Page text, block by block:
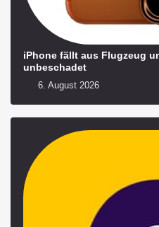
iPhone fällt aus Flugzeug
unbeschadet
6. August 2026